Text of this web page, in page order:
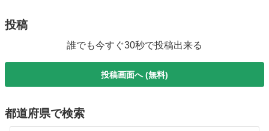
投稿
誰でも今すぐ30秒で投稿出来る
投稿画面へ (無料)
都道府県で検索